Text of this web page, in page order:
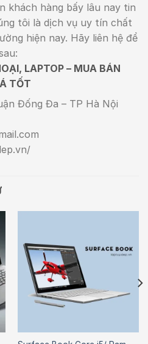
khách hàng bấy lâu nay tin
tôi là dịch vụ uy tín chất
hiện nay. Hãy liên hệ để
LAPTOP – MUA BÁN
TỐT
Đống Đa – TP Hà Nội